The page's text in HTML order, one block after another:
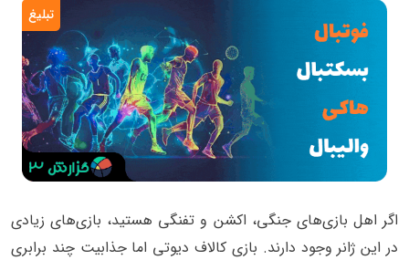
تبلیغ
اگر اهل بازی‌های جنگی، اکشن و تفنگی هستید، بازی‌های زیادی
در این ژانر وجود دارند. بازی کالاف دیوتی اما جذابیت چند برابری